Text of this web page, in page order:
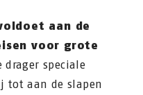
aan de
voor grote
drager speciale
tot aan de slapen